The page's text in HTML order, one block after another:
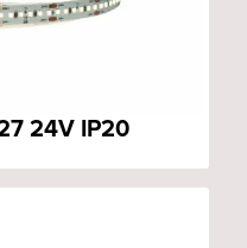
24V IP20